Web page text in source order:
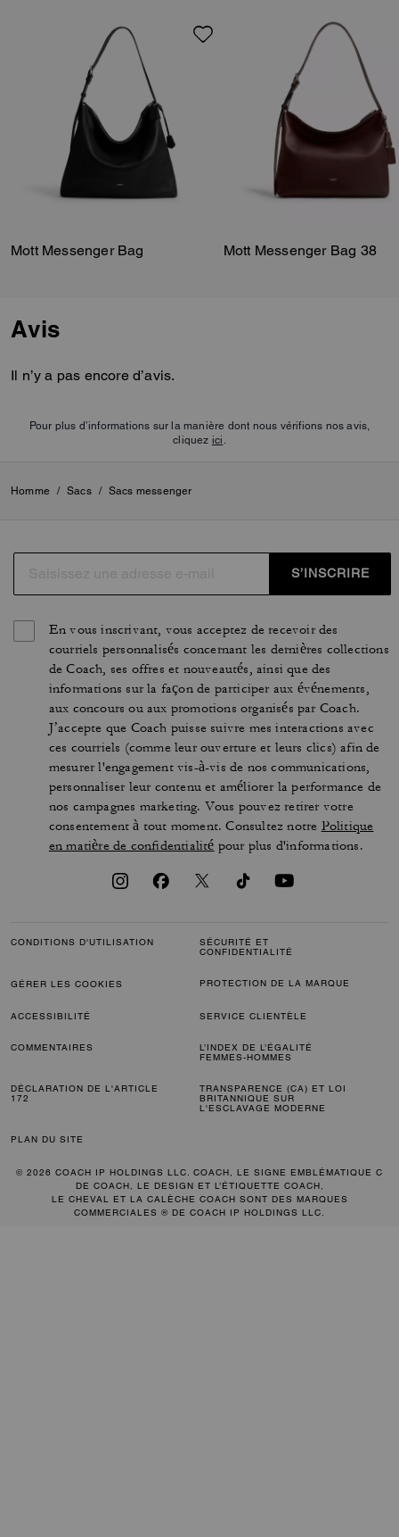
quotidiens ainsi que d’une
poche intérieure à bouton
pression pour faciliter
l’organisation, le modèle 38 est
complété par une bandoulière
ajustable pour le porter à
l’épaule ou croisé.
Mott Messenger Bag Mott Messenger Bag 38
Avis
Il n’y a pas encore d’avis.
Pour plus d’informations sur la manière dont nous vérifions nos avis,
cliquez ici
Homme / Sacs / Sacs messenger
S’INSCRIRE
En vous inscrivant, vous acceptez de recevoir des
courriels personnalisés concernant les dernières collections
de Coach, ses offres et nouveautés, ainsi que des
informations sur la façon de participer aux événements,
aux concours ou aux promotions organisés par Coach.
J’accepte que Coach puisse suivre mes interactions avec
ces courriels (comme leur ouverture et leurs clics) afin de
mesurer l'engagement vis-à-vis de nos communications,
personnaliser leur contenu et améliorer la performance de
nos campagnes marketing. Vous pouvez retirer votre
consentement à tout moment. Consultez notre Politique
en matière de confidentialité pour plus d'informations.
CONDITIONS D'UTILISATION
SÉCURITÉ ET
CONFIDENTIALITÉ
GÉRER LES COOKIES PROTECTION DE LA MARQUE
ACCESSIBILITÉ SERVICE CLIENTÈLE
COMMENTAIRES
L’INDEX DE L’ÉGALITÉ
FEMMES-HOMMES
DÉCLARATION DE L'ARTICLE
172
TRANSPARENCE (CA) ET LOI
BRITANNIQUE SUR
L'ESCLAVAGE MODERNE
PLAN DU SITE
© 2026 COACH IP HOLDINGS LLC. COACH, LE SIGNE EMBLÉMATIQUE C
DE COACH, LE DESIGN ET L’ÉTIQUETTE COACH,
LE CHEVAL ET LA CALÈCHE COACH SONT DES MARQUES
COMMERCIALES ® DE COACH IP HOLDINGS LLC.